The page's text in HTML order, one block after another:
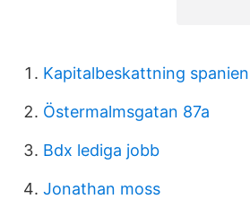
Kapitalbeskattning spanien
Östermalmsgatan 87a
Bdx lediga jobb
Jonathan moss